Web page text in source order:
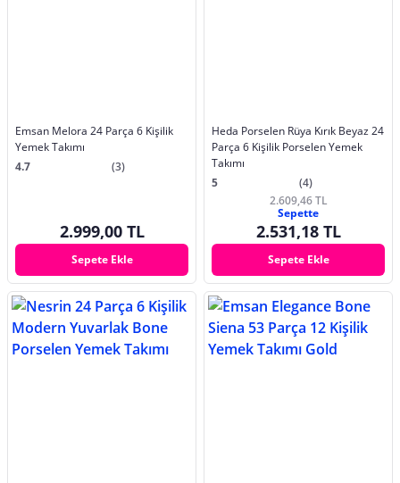
Emsan Melora 24 Parça 6 Kişilik
Yemek Takımı
4.7
(3)
2.999,00 TL
Sepete Ekle
Heda Porselen Rüya Kırık Beyaz 24
Parça 6 Kişilik Porselen Yemek
Takımı
5
(4)
2.609,46 TL
Sepette
2.531,18 TL
Sepete Ekle